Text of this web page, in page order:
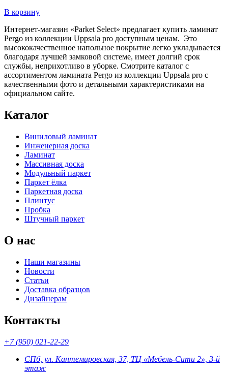
В корзину
Интернет-магазин «Parket Select» предлагает купить ламинат
Pergo из коллекции Uppsala pro доступным ценам. Это
высококачественное напольное покрытие легко укладывается
благодаря лучшей замковой системе, имеет долгий срок
службы, неприхотливо в уборке. Смотрите каталог с
ассортиментом ламината Pergo из коллекции Uppsala pro с
качественными фото и детальными характеристиками на
официальном сайте.
Каталог
Виниловый ламинат
Инженерная доска
Ламинат
Массивная доска
Модульный паркет
Паркет ёлка
Паркетная доска
Плинтус
Пробка
Штучный паркет
О нас
Наши магазины
Новости
Статьи
Доставка образцов
Дизайнерам
Контакты
+7 (950) 021-22-29
СПб, ул. Кантемировская, 37, ТЦ «Мебель-Сити 2», 3-й
этаж